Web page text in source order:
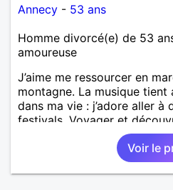
Annecy - 53 ans
Homme divorcé(e) de 53
amoureuse
J’aime me ressourcer en
montagne. La musique tient
dans ma vie : j’adore aller
festivals. Voyager et
cultures, c’est ce qui
rencontrer quelqu’un avec
moments simples et
Voir le